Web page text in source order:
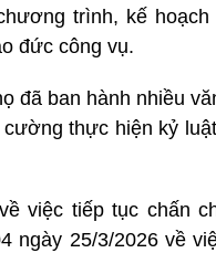
trình, kế
đức công vụ.
đã ban hành nhiều
thực hiện kỷ
việc tiếp tục chấn
ngày 25/3/2026 về